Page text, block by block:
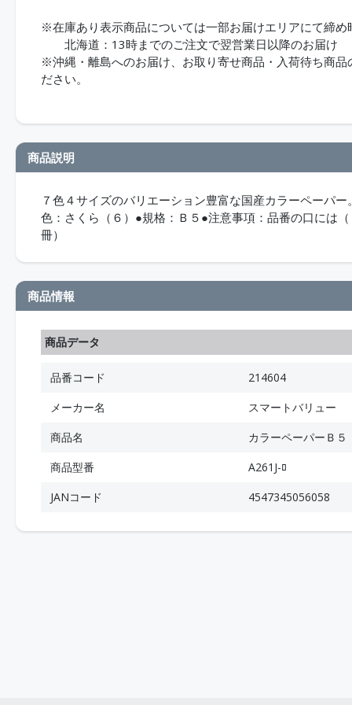
※在庫あり表示商品については一部お届けエリアにて締
北海道：13時までのご注文で翌営業日以降のお届け
※沖縄・離島へのお届け、お取り寄せ商品・入荷待ち商
ださい。
商品説明
７色４サイズのバリエーション豊富な国産カラーペーパ
色：さくら（６）●規格：Ｂ５●注意事項：品番の口には
冊）
商品情報
商品データ
品番コード
214604
メーカー名
スマートバリュー
商品名
カラーペーパーＢ
商品型番
A261J-ﾛ
JANコード
4547345056058